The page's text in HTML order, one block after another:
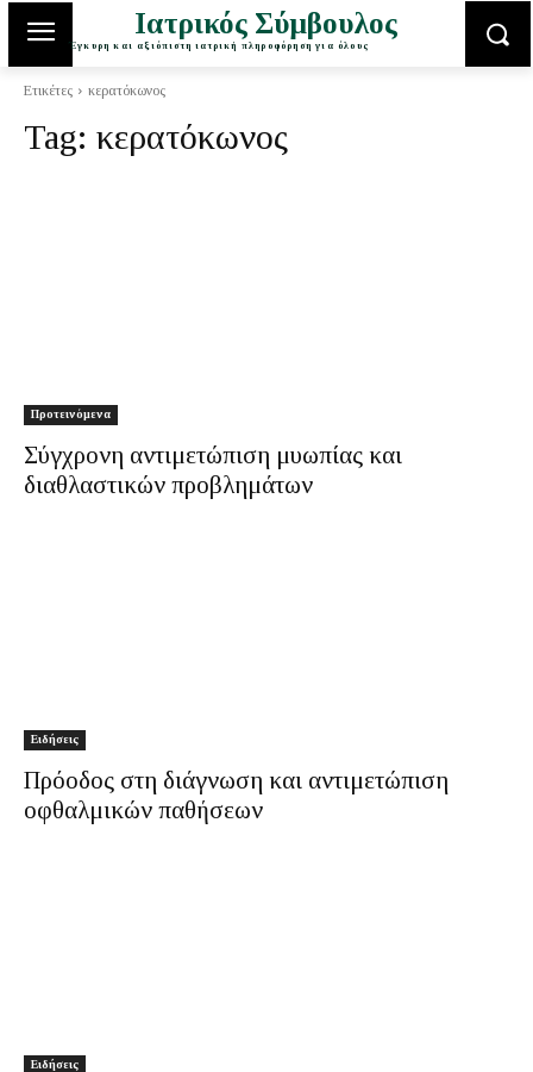
Ιατρικός Σύμβουλος
Έγκυρη και αξιόπιστη ιατρική πληροφόρηση για όλους
Ετικέτες κερατόκωνος
Tag: κερατόκωνος
Προτεινόμενα
Σύγχρονη αντιμετώπιση μυωπίας και
διαθλαστικών προβλημάτων
Ειδήσεις
Πρόοδος στη διάγνωση και αντιμετώπιση
οφθαλμικών παθήσεων
Ειδήσεις